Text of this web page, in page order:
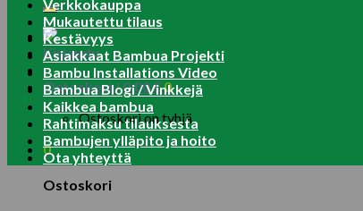
Kirjaudu
Ostoskori /0.00€0
Ostoskori on tyhjä.
0
Ostoskori
Verkkokauppa
Mukautettu tilaus
Kestävyys
Asiakkaat Bambua Projekti
Bambu Installations Video
Bambua Blogi / Vinkkejä
Kaikkea bambua
Rahtimaksu tilauksesta
Bambujen ylläpito ja hoito
Ota yhteyttä